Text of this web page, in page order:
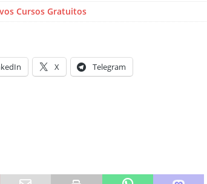
Cursos Gratuitos
X Telegram